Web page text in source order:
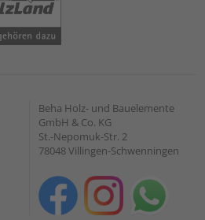
Beha Holz- und Bauelemente
GmbH & Co. KG
St.-Nepomuk-Str. 2
78048 Villingen-Schwenningen